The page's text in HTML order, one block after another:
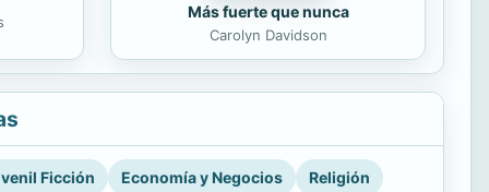
Más fuerte que nunca
Carolyn Davidson
Ficción Economía y Negocios
Religión